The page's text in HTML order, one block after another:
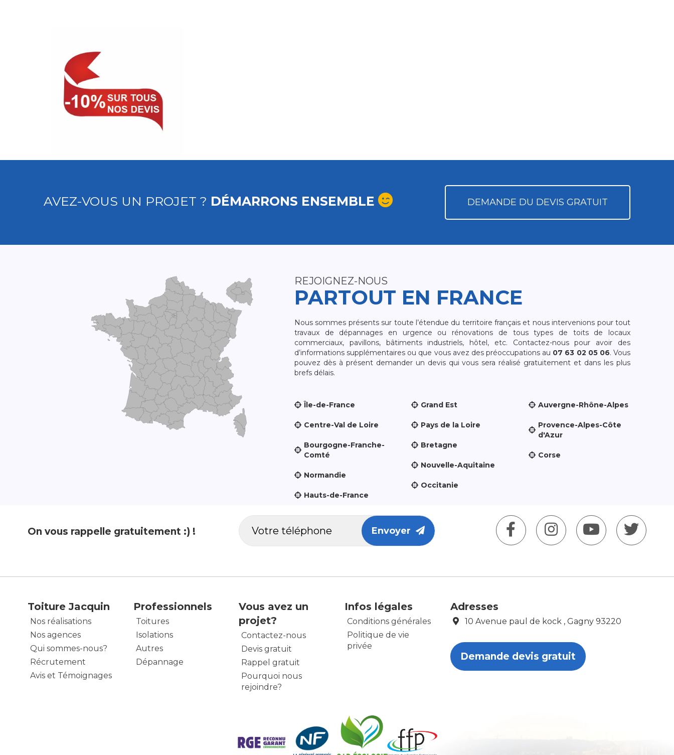
AVEZ-VOUS UN PROJET ? DÉMARRONS ENSEMBLE DEMANDE DU DEVIS GRATUIT
REJOIGNEZ-NOUS
PARTOUT EN FRANCE
Nous sommes présents sur toute l’étendue du territoire français et nous intervenions pour tout
travaux de dépannages en urgence ou rénovations de tous types de toits de locaux
commerciaux, pavillons, bâtiments industriels, hôtel, etc. Contactez-nous pour avoir des
d’informations supplémentaires ou que vous avez des préoccupations au 07 63 02 05 06. Vous
pouvez dès à présent demander un devis qui vous sera réalisé gratuitement et dans les plus
brefs délais.
Île-de-France
Centre-Val de Loire
Bourgogne-Franche-
Comté
Normandie
Hauts-de-France
Grand Est
Pays de la Loire
Bretagne
Nouvelle-Aquitaine
Occitanie
Auvergne-Rhône-Alpes
Provence-Alpes-Côte
d'Azur
Corse
On vous rappelle gratuitement :) ! Envoyer
Toiture Jacquin
Nos réalisations
Nos agences
Qui sommes-nous?
Récrutement
Avis et Témoignages
Professionnels
Toitures
Isolations
Autres
Dépannage
Vous avez un
projet?
Contactez-nous
Devis gratuit
Rappel gratuit
Pourquoi nous
rejoindre?
Infos légales
Conditions générales
Politique de vie
privée
Adresses
10 Avenue paul de kock , Gagny 93220
Demande devis gratuit